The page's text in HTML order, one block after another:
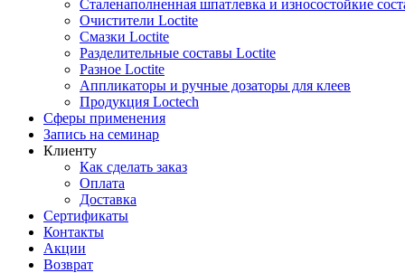
Сталенаполненная шпатлевка и износостойкие
Очистители Loctite
Смазки Loctite
Разделительные составы Loctite
Разное Loctite
Аппликаторы и ручные дозаторы для клеев
Продукция Loctech
Сферы применения
Запись на семинар
Клиенту
Как сделать заказ
Оплата
Доставка
Сертификаты
Контакты
Акции
Возврат